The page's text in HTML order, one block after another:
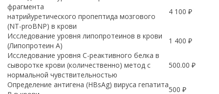
фрагмента
натрийуретического пропептида мозгового
(NT-proBNP) в крови
4 100 ₽
Исследование уровня липопротеинов в крови
(Липопротеин А)
1 400 ₽
Исследование уровня C-реактивного белка в
сыворотке крови (количественно) метод с
нормальной чувствительностью
500.00 ₽
Определение антигена (HBsAg) вируса гепатита
500 ₽